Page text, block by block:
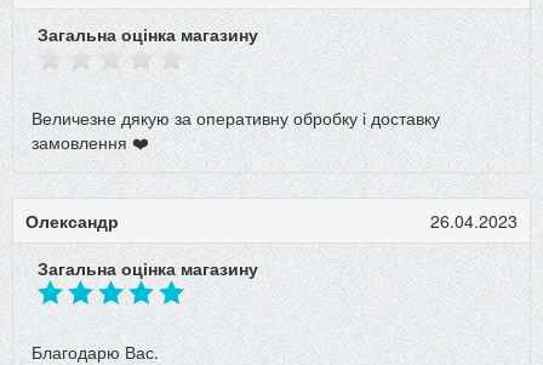
Загальна оцінка магазину
Величезне дякую за оперативну обробку і доставку
замовлення ❤️
Олександр
26.04.2023
Загальна оцінка магазину
Благодарю Вас.